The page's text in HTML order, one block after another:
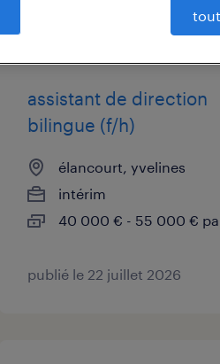
assistant de direction
bilingue (f/h)
élancourt, yvelines
intérim
40 000 € - 55 000 €
publié le 22 juillet 2026